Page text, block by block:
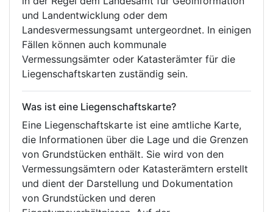
und Landentwicklung oder dem
Landesvermessungsamt untergeordnet. In einigen
Fällen können auch kommunale
Vermessungsämter oder Katasterämter für die
Liegenschaftskarten zuständig sein.
Was ist eine Liegenschaftskarte?
Eine Liegenschaftskarte ist eine amtliche Karte,
die Informationen über die Lage und die Grenzen
von Grundstücken enthält. Sie wird von den
Vermessungsämtern oder Katasterämtern erstellt
und dient der Darstellung und Dokumentation
von Grundstücken und deren